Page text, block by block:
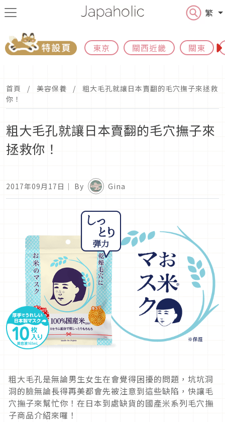
繁
東京 關西近畿 關東
首頁 美容保養
粗大毛孔就讓日本賣翻的毛穴撫子來拯救
你！
粗大毛孔就讓日本賣翻的毛穴撫子來
拯救你！
2017年09月17日 ｜ By Gina
粗大毛孔是無論男生女生在會覺得困擾的問題，坑坑洞
洞的臉無論長得再美都會先被注意到這些缺陷，快讓毛
穴撫子來幫忙你！在日本到處缺貨的國產米系列毛穴撫
子商品介紹來囉！